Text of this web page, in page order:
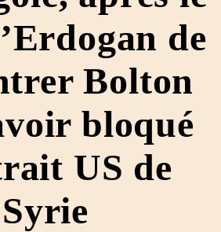
de
Bolton
bloqué
US de
Syrie